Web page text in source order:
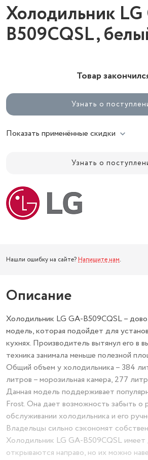
Холодильник LG
B509CQSL,
Товар
Узнать о
Показать применённые скидки
Узнать о
Нашли ошибку на сайте? Напишите нам.
Описание
Холодильник LG GA-B509CQSL –
модель, которая подойдет для
кухнях. Производитель вытянул его в
техника занимала меньше полезной
Общий объем у холодильника – 384
литров – морозильная камера, 277
Данная модель поддерживает
Frost. Она дает возможность забыть о
обслуживании холодильника и его
Владельцы сильно сэкономят
Холодильник LG GA-B509CQSL
открываются направо, но их можно